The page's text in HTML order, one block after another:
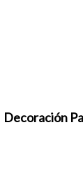
Decoración